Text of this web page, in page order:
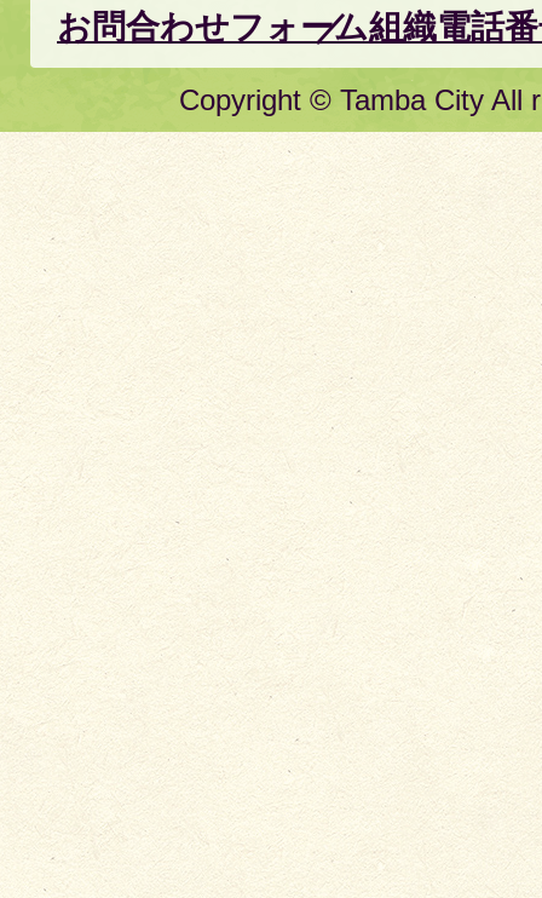
お問合わせフォーム組織電話
Copyright © Tamba City All